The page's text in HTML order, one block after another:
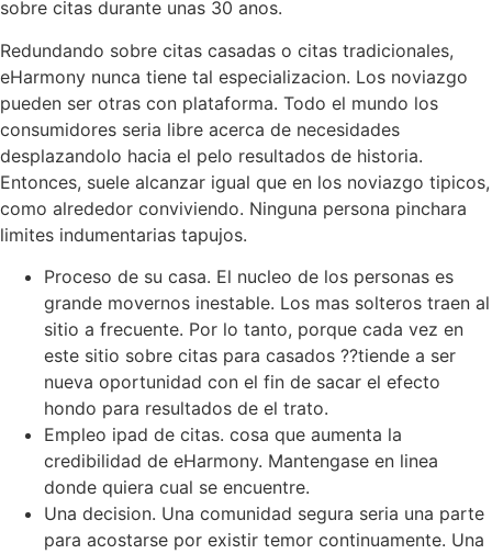
sobre citas durante unas 30 anos.
Redundando sobre citas casadas o citas tradicionales,
eHarmony nunca tiene tal especializacion. Los noviazgo
pueden ser otras con plataforma. Todo el mundo los
consumidores seri­a libre acerca de necesidades
desplazandolo hacia el pelo resultados de historia.
Entonces, suele alcanzar igual que en los noviazgo ti­picos,
como alrededor conviviendo. Ninguna persona pinchara
limites indumentarias tapujos.
Proceso de su casa. El nucleo de los personas es
grande movernos inestable. Los mas solteros traen al
sitio a frecuente. Por lo tanto, porque cada vez en
este sitio sobre citas para casados ??tiende a ser
nueva oportunidad con el fin de sacar el efecto
hondo para resultados de el trato.
Empleo ipad de citas. cosa que aumenta la
credibilidad de eHarmony. Mantengase en linea
donde quiera cual se encuentre.
Una decision. Una comunidad segura seri­a una parte
para acostarse por existir temor continuamente. Una